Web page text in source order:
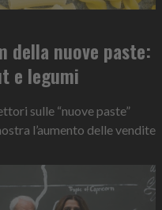
della nuove paste:
e legumi
sulle “nuove paste”
l’aumento delle vendite